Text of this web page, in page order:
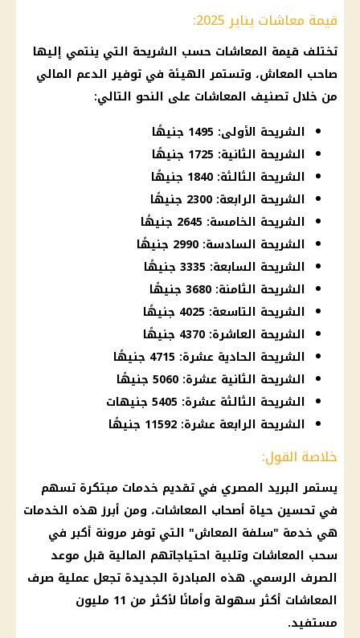
قيمة معاشات يناير 2025:
تختلف قيمة المعاشات حسب الشريحة التي ينتمي إليها
صاحب المعاش، وتستمر الهيئة في توفير الدعم المالي
من خلال تصنيف المعاشات على النحو التالي:
الشريحة الأولى: 1495 جنيهًا
الشريحة الثانية: 1725 جنيهًا
الشريحة الثالثة: 1840 جنيهًا
الشريحة الرابعة: 2300 جنيهًا
الشريحة الخامسة: 2645 جنيهًا
الشريحة السادسة: 2990 جنيهًا
الشريحة السابعة: 3335 جنيهًا
الشريحة الثامنة: 3680 جنيهًا
الشريحة التاسعة: 4025 جنيهًا
الشريحة العاشرة: 4370 جنيهًا
الشريحة الحادية عشرة: 4715 جنيهًا
الشريحة الثانية عشرة: 5060 جنيهًا
الشريحة الثالثة عشرة: 5405 جنيهات
الشريحة الرابعة عشرة: 11592 جنيهًا
خلاصة القول:
يستمرالبريد المصري في تقديم خدمات مبتكرة تسهم
في تحسين حياة أصحاب المعاشات، ومن أبرز هذه الخدمات
هي خدمة "سلفة المعاش" التي توفر مرونة أكبر في
سحب المعاشات وتلبية احتياجاتهم المالية قبل موعد
الصرف الرسمي. هذه المبادرة الجديدة تجعل عملية صرف
المعاشات
أكثر سهولة وأمانًا لأكثر من 11 مليون
مستفيد.